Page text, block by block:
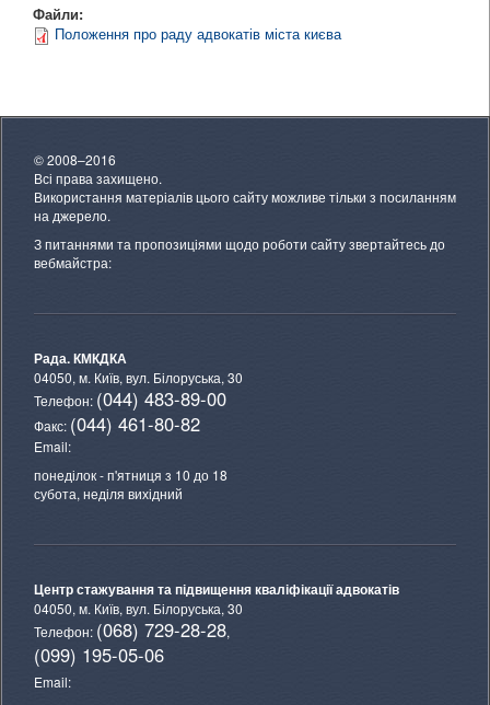
Файли:
Положення про раду адвокатів міста києва
© 2008–2016
Всі права захищено.
Використання матеріалів цього сайту можливе тільки з посиланням
на джерело.
З питаннями та пропозиціями щодо роботи сайту звертайтесь до
вебмайстра:
Рада. КМКДКА
04050, м. Київ, вул. Білоруська, 30
Телефон: (044) 483-89-00
Факс: (044) 461-80-82
Email:
понеділок - п'ятниця з 10 до 18
субота, неділя вихідний
Центр стажування та підвищення кваліфікації адвокатів
04050, м. Київ, вул. Білоруська, 30
Телефон: (068) 729-28-28,
(099) 195-05-06
Email: